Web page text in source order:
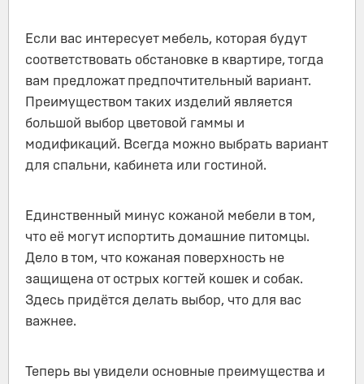
Если вас интересует мебель, которая будут
соответствовать обстановке в квартире, тогда
вам предложат предпочтительный вариант.
Преимуществом таких изделий является
большой выбор цветовой гаммы и
модификаций. Всегда можно выбрать вариант
для спальни, кабинета или гостиной.
Единственный минус кожаной мебели в том,
что её могут испортить домашние питомцы.
Дело в том, что кожаная поверхность не
защищена от острых когтей кошек и собак.
Здесь придётся делать выбор, что для вас
важнее.
Теперь вы увидели основные преимущества и